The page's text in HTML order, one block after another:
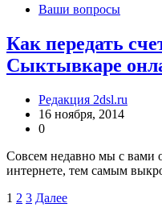
Ваши вопросы
Как передать
Сыктывкаре
Редакция 2dsl.ru
16 ноября, 2014
0
Совсем недавно мы с вами
интернете, тем самым
Пагинация
1 2 3 Далее